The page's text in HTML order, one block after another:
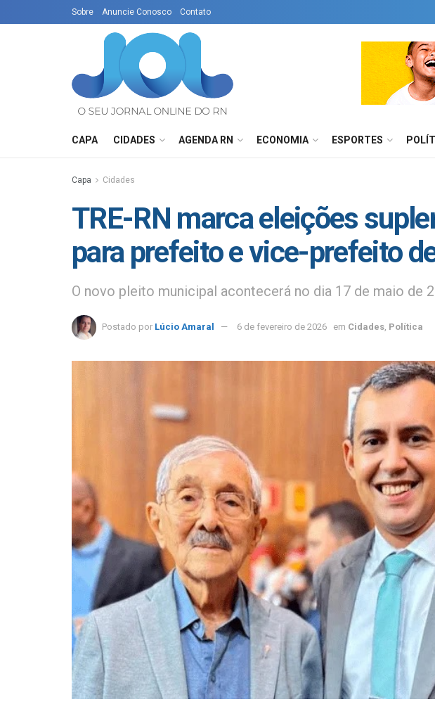
Sobre Anuncie Conosco Contato
CAPA CIDADES AGENDA RN ECONOMIA ESPORTES
Capa Cidades
TRE-RN marca eleições
para prefeito e vice-prefeito
O novo pleito municipal acontecerá no dia 17 de maio de
Postado por Lúcio Amaral 6 de fevereiro de 2026 em Cidades Política